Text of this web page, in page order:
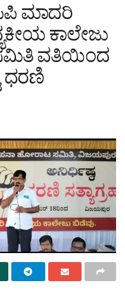
ಮಾದರಿ
ಕಾಲೇಜು
ವತಿಯಿಂದ
ಧರಣಿ